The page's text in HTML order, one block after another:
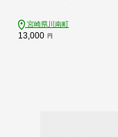
宮崎県川南町
13,000 円